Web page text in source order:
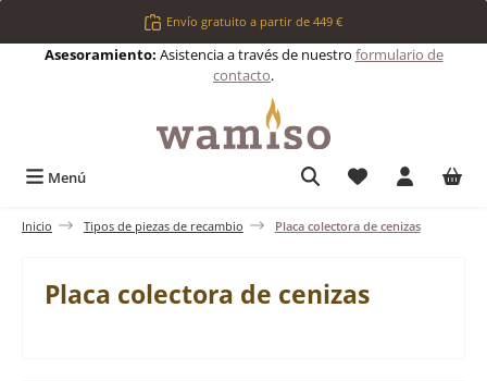
Saltar al contenido principalEnvío gratuito a partir de 449 €
Asesoramiento: Asistencia a través de nuestro formulario de
contacto.
Menú Tienes 0
Inicio Tipos de piezas de recambio Placa colectora de cenizas
Placa colectora de cenizas